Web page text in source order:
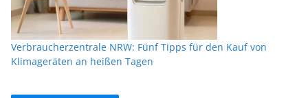
Verbraucherzentrale NRW: Fünf Tipps für den Kauf von
Klimageräten an heißen Tagen